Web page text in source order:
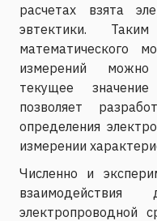
расчетах взята
эвтектики.
математического
измерений можно
текущее
позволяет
определения
измерении
Численно и
электропроводной